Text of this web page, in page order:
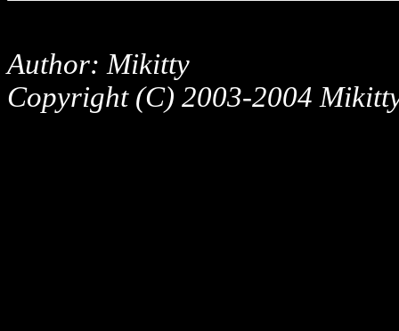
Author: Mikitty
Copyright (C) 2003-2004